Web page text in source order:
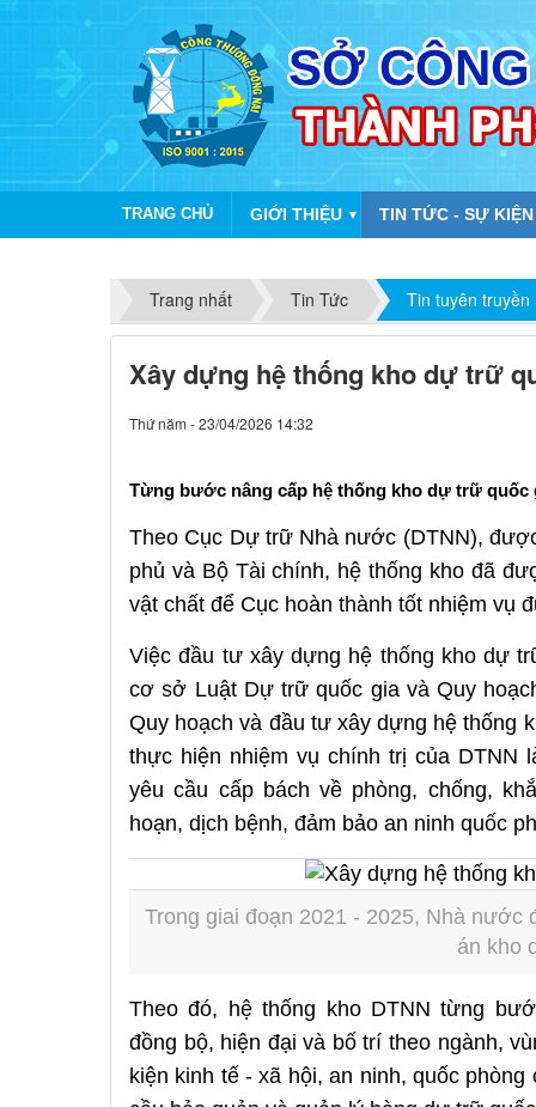
TRANG CHỦ GIỚI THIỆU ▼ TIN TỨC - SỰ KIỆN
Trang nhất
Tin Tức Tin tuyên truyền
Xây dựng hệ thống kho dự trữ
Thứ năm - 23/04/2026 14:32
Từng bước nâng cấp hệ thống kho dự trữ quốc
Theo Cục Dự trữ Nhà nước (DTNN),
phủ và Bộ Tài chính, hệ thống kho đã
vật chất để Cục hoàn thành tốt nhiệm vụ
Việc đầu tư xây dựng hệ thống kho dự
cơ sở Luật Dự trữ quốc gia và Quy
Quy hoạch và đầu tư xây dựng hệ thống
thực hiện nhiệm vụ chính trị của DTNN
yêu cầu cấp bách về phòng, chống,
hoạn, dịch bệnh, đảm bảo an ninh quốc
Trong giai đoạn 2021 - 2025, Nhà
án kho
Theo đó, hệ thống kho DTNN từng
đồng bộ, hiện đại và bố trí theo ngành,
kiện kinh tế - xã hội, an ninh, quốc